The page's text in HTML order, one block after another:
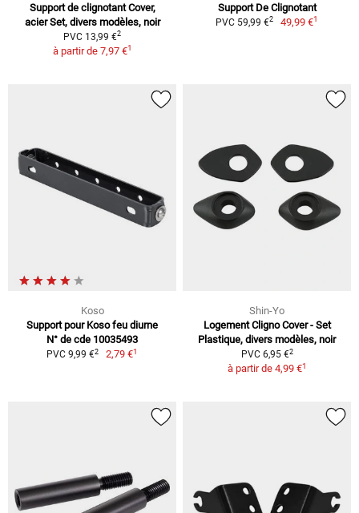
Support de clignotant Cover,
acier Set, divers modèles, noir
PVC 13,99 €2
à partir de 7,97 €1
Support De Clignotant
PVC 59,99 €2 49,99 €1
Koso
Support pour Koso feu diurne
N° de cde 10035493
PVC 9,99 €2 2,79 €1
Shin-Yo
Logement Cligno Cover - Set
Plastique, divers modèles, noir
PVC 6,95 €2
à partir de 4,99 €1